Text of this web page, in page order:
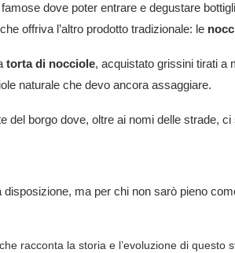
dove poter entrare e degustare
offriva l’altro prodotto tradizionale: le
torta di nocciole, acquistato grissini tirati a
naturale che devo ancora assaggiare.
del borgo dove, oltre ai nomi delle strade,
disposizione, ma per chi non sarò pieno
racconta la storia e l’evoluzione di